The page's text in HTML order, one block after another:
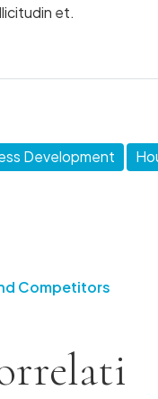
et.
Development
Competitors